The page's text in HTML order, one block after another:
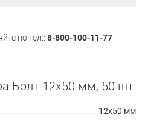
по тел.: 8-800-100-11-77
Болт 12х50 мм, 50 шт
12х50 мм